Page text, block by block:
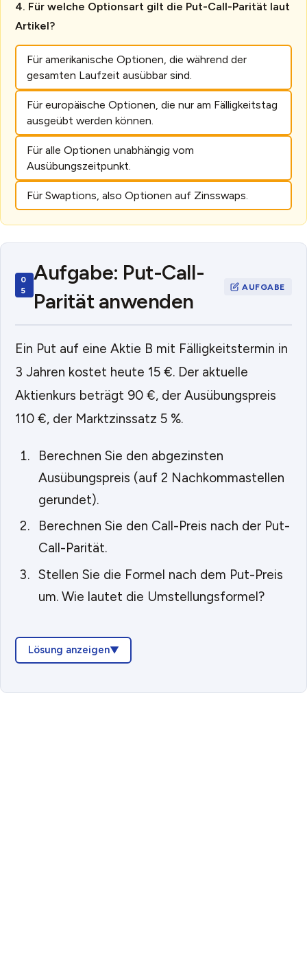
Für welche Optionsart gilt die Put-Call-Parität laut
Artikel?
Für amerikanische Optionen, die während der
gesamten Laufzeit ausübbar sind.
Für europäische Optionen, die nur am Fälligkeitstag
ausgeübt werden können.
Für alle Optionen unabhängig vom
Ausübungszeitpunkt.
Für Swaptions, also Optionen auf Zinsswaps.
Aufgabe: Put-Call-
Parität anwenden
Ein Put auf eine Aktie B mit Fälligkeitstermin in
3 Jahren kostet heute 15 €. Der aktuelle
Aktienkurs beträgt 90 €, der Ausübungspreis
110 €, der Marktzinssatz 5 %.
Berechnen Sie den abgezinsten
Ausübungspreis (auf 2 Nachkommastellen
gerundet).
Berechnen Sie den Call-Preis nach der Put-
Call-Parität.
Stellen Sie die Formel nach dem Put-Preis
um. Wie lautet die Umstellungsformel?
Lösung anzeigen